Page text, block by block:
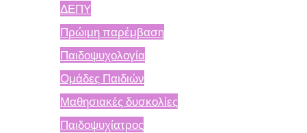
ΔΕΠΥ
Πρώιμη παρέμβαση
Παιδοψυχολογία
Ομάδες Παιδιών
Μαθησιακές δυσκολίες
Παιδοψυχίατρος